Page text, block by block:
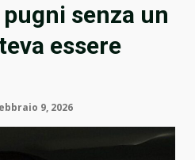
pugni senza un
essere
9, 2026